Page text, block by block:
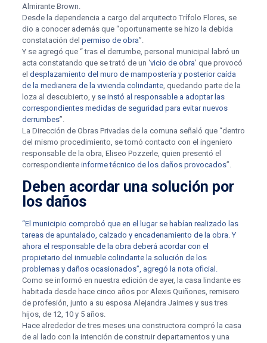
Almirante Brown.
Desde la dependencia a cargo del arquitecto Trífolo Flores, se
dio a conocer además que “oportunamente se hizo la debida
constatación del permiso de obra”.
Y se agregó que “ tras el derrumbe, personal municipal labró un
acta constatando que se trató de un ‘vicio de obra’ que provocó
el desplazamiento del muro de mampostería y posterior caída
de la medianera de la vivienda colindante, quedando parte de la
loza al descubierto, y se instó al responsable a adoptar las
correspondientes medidas de seguridad para evitar nuevos
derrumbes”.
La Dirección de Obras Privadas de la comuna señaló que “dentro
del mismo procedimiento, se tomó contacto con el ingeniero
responsable de la obra, Eliseo Pozzerle, quien presentó el
correspondiente informe técnico de los daños provocados”.
Deben acordar una solución por
los daños
“El municipio comprobó que en el lugar se habían realizado las
tareas de apuntalado, calzado y encadenamiento de la obra. Y
ahora el responsable de la obra deberá acordar con el
propietario del inmueble colindante la solución de los
problemas y daños ocasionados”, agregó la nota oficial.
Como se informó en nuestra edición de ayer, la casa lindante es
habitada desde hace cinco años por Alexis Quiñones, remisero
de profesión, junto a su esposa Alejandra Jaimes y sus tres
hijos, de 12, 10 y 5 años.
Hace alrededor de tres meses una constructora compró la casa
de al lado con la intención de construir departamentos y una